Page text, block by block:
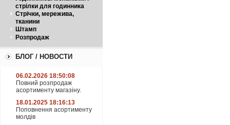
стрілки для годинника
Стрічки, мережива,
тканини
Штамп
Розпродаж
БЛОГ / НОВОСТИ
06.02.2026 18:50:08
Повний розпродаж
асортименту магазіну.
18.01.2025 18:16:13
Поповнення асортименту
молдів